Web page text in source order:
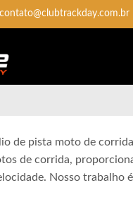
contato@clubtrackday.com.br
de pista moto de
de corrida,
Nosso trabalho